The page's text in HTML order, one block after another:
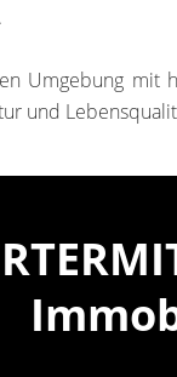
Umgebung mit
und